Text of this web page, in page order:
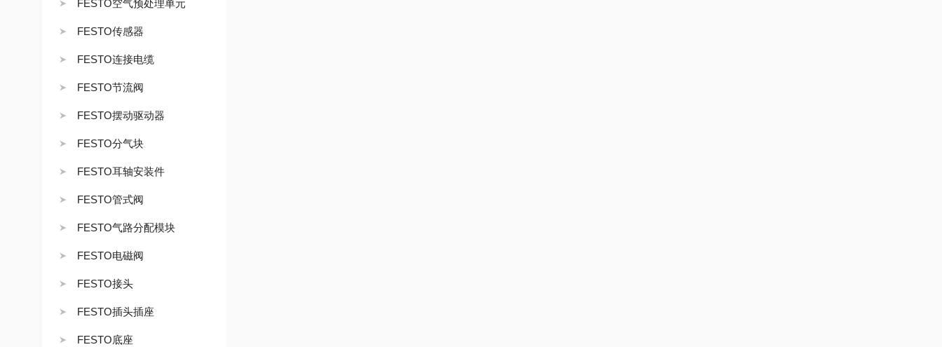
FESTO空气预处理单元
FESTO传感器
FESTO连接电缆
FESTO节流阀
FESTO摆动驱动器
FESTO分气块
FESTO耳轴安装件
FESTO管式阀
FESTO气路分配模块
FESTO电磁阀
FESTO接头
FESTO插头插座
FESTO底座